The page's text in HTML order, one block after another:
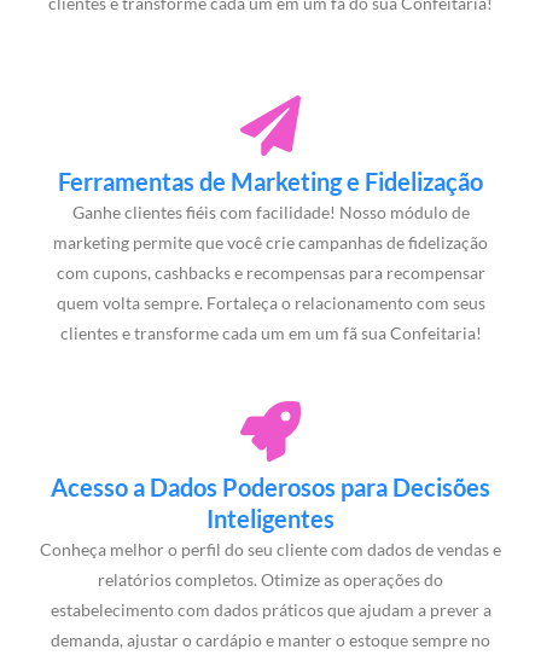
Ferramentas de Marketing e Fidelização
Ganhe clientes fiéis com facilidade! Nosso módulo de
marketing permite que você crie campanhas de fidelização
com cupons, cashbacks e recompensas para recompensar
quem volta sempre. Fortaleça o relacionamento com seus
clientes e transforme cada um em um fã sua Confeitaria!
Acesso a Dados Poderosos para Decisões
Inteligentes
Conheça melhor o perfil do seu cliente com dados de vendas e
relatórios completos. Otimize as operações do
estabelecimento com dados práticos que ajudam a prever a
demanda, ajustar o cardápio e manter o estoque sempre no